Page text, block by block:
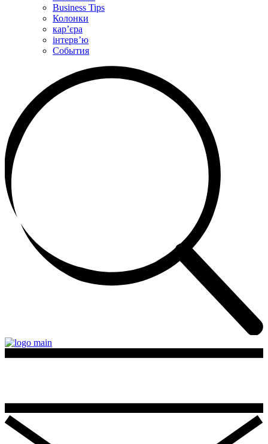
Business Tips
Колонки
кар’єра
інтерв’ю
Cобытия